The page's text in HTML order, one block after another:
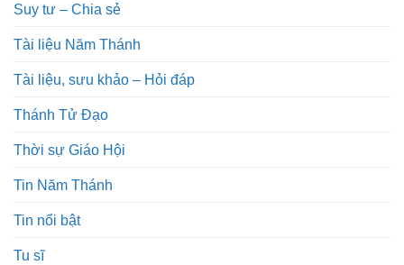
Suy tư – Chia sẻ
Tài liệu Năm Thánh
Tài liệu, sưu khảo – Hỏi đáp
Thánh Tử Đạo
Thời sự Giáo Hội
Tin Năm Thánh
Tin nổi bật
Tu sĩ